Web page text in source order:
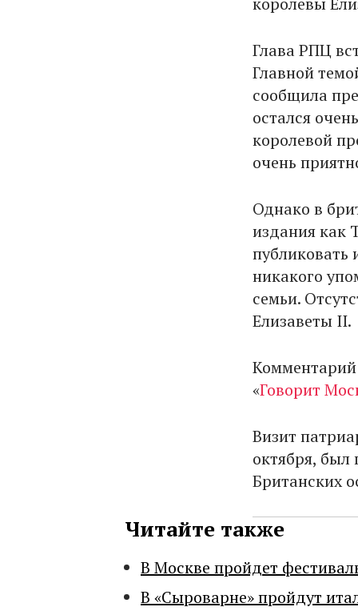
Глава РПЦ
Главной
сообщила
остался
королевой
очень
Однако в
издания как
публиковать
никакого
семьи.
Елизаветы II.
«Говорит
Визит
октября, был
Британских
Читайте также
В Москве пройдет
В «Сыроварне» пройдут